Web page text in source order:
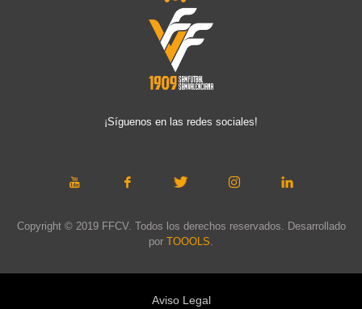
¡Síguenos en las redes sociales!
Copyright © 2019 FFCV. Todos los derechos reservados. Desarrollado
por TOOOLS
Aviso Legal